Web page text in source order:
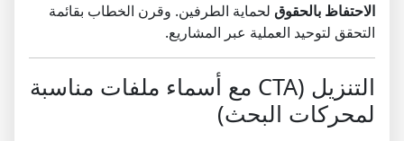
الاحتفاظ بالحقوق لحماية الطرفين. وقرن الخطاب بقائمة
التحقق لتوحيد العملية عبر المشاريع.
التنزيل (CTA مع أسماء ملفات مناسبة
لمحركات البحث)